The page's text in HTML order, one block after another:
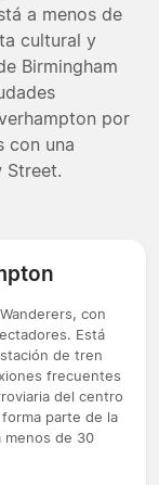
a menos de
cultural y
Birmingham
por
con una
Street.
con
Está
de tren
frecuentes
del centro
parte de la
menos de 30